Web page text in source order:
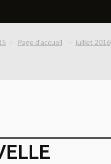
Page d'accueil juillet 2016